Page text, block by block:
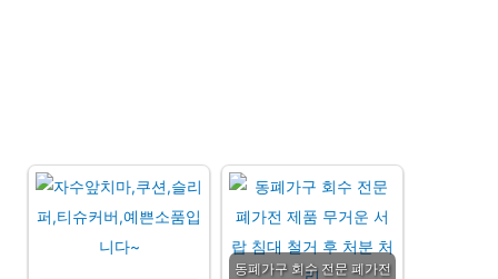
동폐가구 회수 전문 폐가전